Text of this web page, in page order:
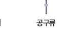
공구류